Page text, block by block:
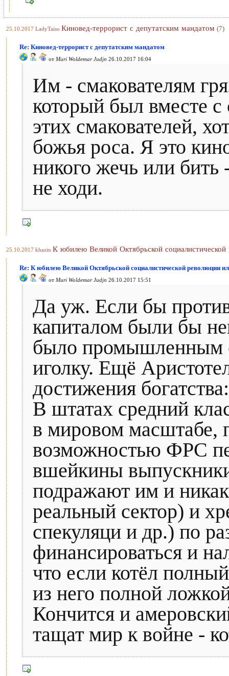
25.10.2017 LadyTaiso Киновед-террорист с депутатским мандатом (7)
Re: Киновед-террорист с депутатским мандатом
от Muri Woldemar Judjn 26.10.2017 16:04
Им - смакователям
который был вместе
этих смакователей,
божья роса. Я это
никого жечь или бить
не ходи.
25.10.2017 khazin К юбилею Великой Октябрьской
Re: К юбилею Великой Октябрьской социалистической революции
от Muri Woldemar Judjn 26.10.2017 15:51
Да уж. Если бы
капиталом были бы
было промышленным
иголку. Ещё
достижения
В штатах средний
в мировом масштабе,
возможностью ФРС
вшейкины
подражают им и
реальный сектор) и
спекуляци и др.) по
финансироваться и
что если котёл
из него полной
Кончится и
тащат мир к войне -